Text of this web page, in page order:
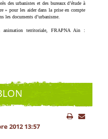
des urbanistes et des bureaux d’étude à
» pour les aider dans la prise en compte
les documents d’urbanisme.
animation territoriale, FRAPNA Ain :
2012 13:57